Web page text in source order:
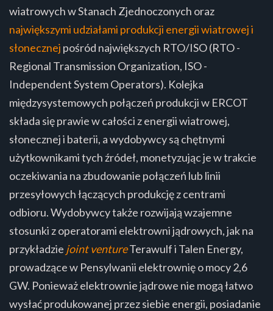
wiatrowych w Stanach Zjednoczonych oraz
największymi udziałami produkcji energii wiatrowej i
słonecznej pośród największych RTO/ISO (RTO -
Regional Transmission Organization, ISO -
Independent System Operators). Kolejka
międzysystemowych połączeń produkcji w ERCOT
składa się prawie w całości z energii wiatrowej,
słonecznej i baterii, a wydobywcy są chętnymi
użytkownikami tych źródeł, monetyzując je w trakcie
oczekiwania na zbudowanie połączeń lub linii
przesyłowych łączących produkcję z centrami
odbioru. Wydobywcy także rozwijają wzajemne
stosunki z operatorami elektrowni jądrowych, jak na
przykładzie joint ventureTerawulf i Talen Energy,
prowadzące w Pensylwanii elektrownię o mocy 2,6
GW. Ponieważ elektrownie jądrowe nie mogą łatwo
wysłać produkowanej przez siebie energii, posiadanie